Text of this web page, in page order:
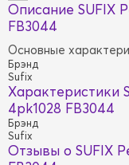
Описание SUFIX
FB3044
Основные
Брэнд
Sufix
Характеристики
4pk1028 FB3044
Брэнд
Sufix
Отзывы о SUFIX